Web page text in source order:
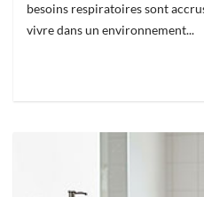
besoins respiratoires sont
vivre dans un environnement...